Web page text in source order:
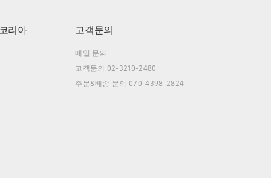
리아 고객문의
메일 문의
고객문의 02-3210-2480
주문&배송 문의 070-4398-2824